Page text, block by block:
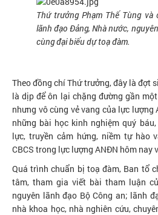
Thứ trưởng Phạm Thế Tùng và
lãnh đạo Đảng, Nhà nước,
cùng đại biểu dự toạ đàm.
Theo đồng chí Thứ trưởng, đây là đợt
là dịp để ôn lại chặng đường gần
nhưng vô cùng vẻ vang của lực lượng
những bài học kinh nghiệm quý
lực, truyền cảm hứng, niềm tự hào
CBCS trong lực lượng ANĐN hôm nay
Quá trình chuẩn bị toạ đàm, Ban tổ
tâm, tham gia viết bài tham luận
nguyên lãnh đạo Bộ Công an; lãnh
nhà khoa học, nhà nghiên cứu,